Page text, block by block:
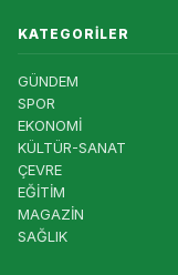
KATEGORILER
GÜNDEM
SPOR
EKONOMİ
KÜLTÜR-SANAT
ÇEVRE
EĞİTİM
MAGAZİN
SAĞLIK